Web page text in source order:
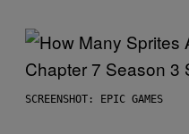
SCREENSHOT: EPIC GAMES